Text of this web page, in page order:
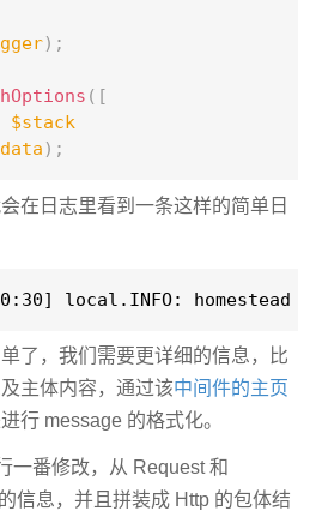
) ;
( [
$stack
) ;
在日志里看到一条这样的简单日
local.INFO: homestead
了，我们需要更详细的信息，比
主体内容，通过该中间件的主页
行 message 的格式化。
一番修改，从 Request 和
信息，并且拼装成 Http 的包体结